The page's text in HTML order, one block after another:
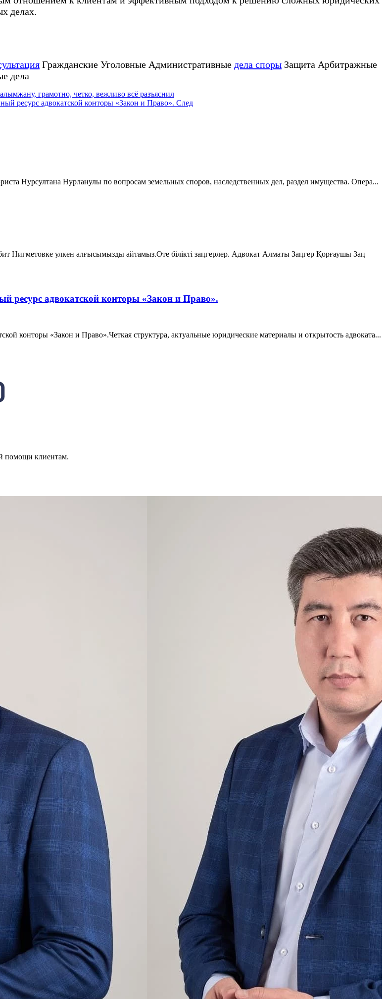
делах.
Гражданские Уголовные Административные дела споры Защита Арбитражные
дела
грамотно, четко, вежливо всё разъяснил
ресурс адвокатской конторы «Закон и Право». След
Нурсултана Нурланулы по вопросам земельных споров, наследственных дел, раздел имущества. Опера...
Нигметовке улкен алғысымызды айтамыз.Өте білікті заңгерлер. Адвокат Алматы Заңгер Қорғаушы Заң
ресурс адвокатской конторы «Закон и Право».
конторы «Закон и Право».Четкая структура, актуальные юридические материалы и открытость адвоката...
помощи клиентам.